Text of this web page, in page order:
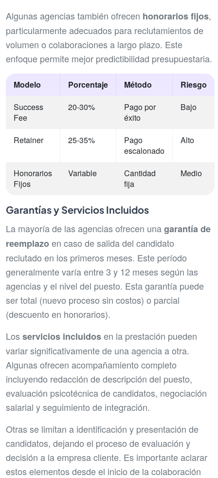
Algunas agencias también ofrecen honorarios fijos,
particularmente adecuados para reclutamientos de
volumen o colaboraciones a largo plazo. Este
enfoque permite mejor predictibilidad presupuestaria.
Modelo Porcentaje Método
Riesgo
Success
Fee
20-30%
Pago por
éxito
Bajo
Retainer 25-35%
Pago
escalonado
Alto
Honorarios
Fijos
Variable
Cantidad
fija
Medio
Garantías y Servicios Incluidos
La mayoría de las agencias ofrecen unagarantía de
reemplazoen caso de salida del candidato
reclutado en los primeros meses. Este período
generalmente varía entre 3 y 12 meses según las
agencias y el nivel del puesto. Esta garantía puede
ser total (nuevo proceso sin costos) o parcial
(descuento en honorarios).
Los servicios incluidosen la prestación pueden
variar significativamente de una agencia a otra.
Algunas ofrecen acompañamiento completo
incluyendo redacción de descripción del puesto,
evaluación psicotécnica de candidatos, negociación
salarial y seguimiento de integración.
Otras se limitan a identificación y presentación de
candidatos, dejando el proceso de evaluación y
decisión a la empresa cliente. Es importante aclarar
estos elementos desde el inicio de la colaboración